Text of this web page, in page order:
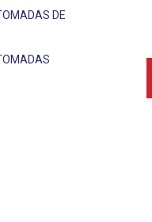
DE